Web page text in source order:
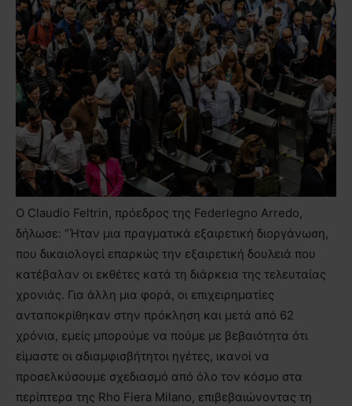
Ο Claudio Feltrin, πρόεδρος της Federlegno Arredo,
δήλωσε: “Ήταν μια πραγματικά εξαιρετική διοργάνωση,
που δικαιολογεί επαρκώς την εξαιρετική δουλειά που
κατέβαλαν οι εκθέτες κατά τη διάρκεια της τελευταίας
χρονιάς. Για άλλη μια φορά, οι επιχειρηματίες
ανταποκρίθηκαν στην πρόκληση και μετά από 62
χρόνια, εμείς μπορούμε να πούμε με βεβαιότητα ότι
είμαστε οι αδιαμφισβήτητοι ηγέτες, ικανοί να
προσελκύσουμε σχεδιασμό από όλο τον κόσμο στα
περίπτερα της Rho Fiera Milano, επιβεβαιώνοντας τη